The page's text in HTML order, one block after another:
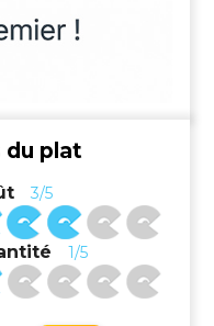
du plat
3/5
1/5